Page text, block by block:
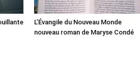
L’Évangile du Nouveau Monde
nouveau roman de Maryse Condé